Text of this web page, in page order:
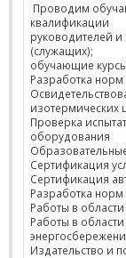
Проводим
квалификации
руководителей и
(служащих);
обучающие
Разработка норм
изотермических
Проверка
оборудования
Сертификация
Сертификация
Разработка
Работы в
Работы в
Издательство и